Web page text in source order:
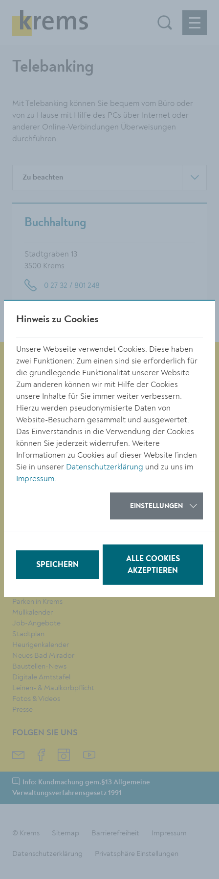
Telebanking
Mit Telebanking können Sie bequem vom Büro oder
von zu Hause mit Hilfe des PCs über Internet oder
anderer Online-Verbindungen Überweisungen
durchführen.
Zu beachten
Buchhaltung
Stadtgraben 13
3500 Krems
0 27 32 / 801 248
Magistrat der Stadt Krems
Obere Landstraße 4
A-3500 Krems
Tel. +43 (0)2732/801-0
Fax +43 (0)2732/801-90 269
E-mail:
buergerservice@krems.gv.at
BILDUNG
Parken in Krems
Müllkalender
Job-Angebote
Stadtplan
Heurigenkalender
Neues Bad Mirador
Baustellen-News
Digitale Amtstafel
Leinen- & Maulkorbpflicht
Fotos & Videos
Presse
FOLGEN SIE UNS
Info: Kundmachung gem.§13 Allgemeine
Verwaltungsverfahrensgesetz 1991
© Krems Sitemap Barrierefreiheit Impressum
Datenschutzerklärung Privatsphäre Einstellungen
Hinweis zu Cookies
Unsere Webseite verwendet Cookies. Diese haben
zwei Funktionen: Zum einen sind sie erforderlich für
die grundlegende Funktionalität unserer Website.
Zum anderen können wir mit Hilfe der Cookies
unsere Inhalte für Sie immer weiter verbessern.
Hierzu werden pseudonymisierte Daten von
Website-Besuchern gesammelt und ausgewertet.
Das Einverständnis in die Verwendung der Cookies
können Sie jederzeit widerrufen. Weitere
Informationen zu Cookies auf dieser Website finden
Sie in unserer Datenschutzerklärung und zu uns im
Impressum.
EINSTELLUNGEN
SPEICHERN
ALLE COOKIES
AKZEPTIEREN